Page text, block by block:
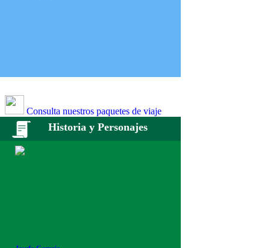
Consulta nuestros paquetes de viaje
Historia y Personajes